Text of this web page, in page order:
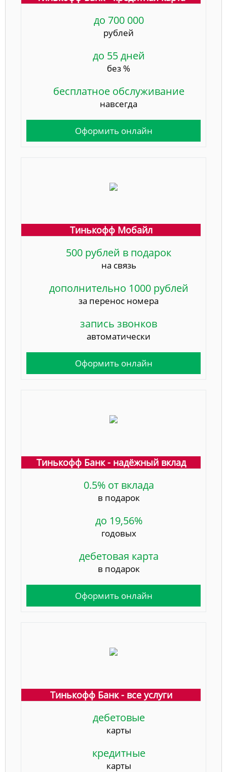
до 700 000
рублей
до 55 дней
без %
бесплатное обслуживание
навсегда
Оформить онлайн
Тинькофф Мобайл
500 рублей в подарок
на связь
дополнительно 1000 рублей
за перенос номера
запись звонков
автоматически
Оформить онлайн
Тинькофф Банк - надёжный вклад
0.5% от вклада
в подарок
до 19,56%
годовых
дебетовая карта
в подарок
Оформить онлайн
Тинькофф Банк - все услуги
дебетовые
карты
кредитные
карты